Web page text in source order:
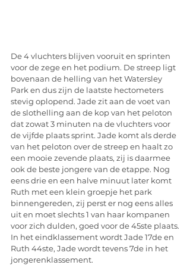
De 4 vluchters blijven vooruit en sprinten
voor de zege en het podium. De streep ligt
bovenaan de helling van het Watersley
Park en dus zijn de laatste hectometers
stevig oplopend. Jade zit aan de voet van
de slothelling aan de kop van het peloton
dat zowat 3 minuten na de vluchters voor
de vijfde plaats sprint. Jade komt als derde
van het peloton over de streep en haalt zo
een mooie zevende plaats, zij is daarmee
ook de beste jongere van de etappe. Nog
eens drie en een halve minuut later komt
Ruth met een klein groepje het park
binnengereden, zij perst er nog eens alles
uit en moet slechts 1 van haar kompanen
voor zich dulden, goed voor de 45ste plaats.
In het eindklassement wordt Jade 17de en
Ruth 44ste, Jade wordt tevens 7de in het
jongerenklassement.